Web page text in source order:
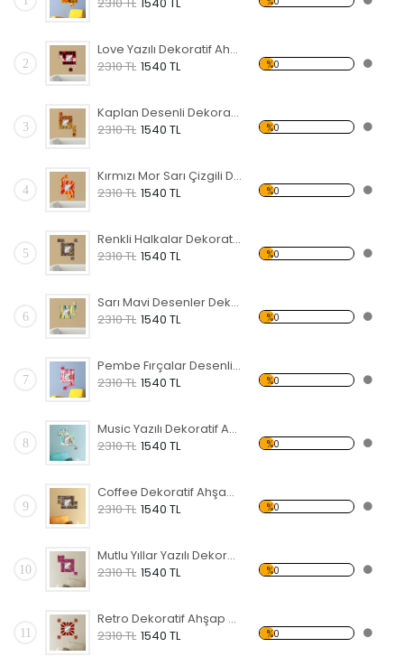
2
Love Yazılı Dekoratif Ahşap Çerçeveli Ayna
2310 TL 1540 TL %0
3
Kaplan Desenli Dekoratif Ahşap Çerçeveli Ayna
2310 TL 1540 TL %0
4
Kırmızı Mor Sarı Çizgili Dekoratif Ahşap Çerçeveli Ayna
2310 TL 1540 TL %0
5
Renkli Halkalar Dekoratif Ahşap Çerçeveli Ayna
2310 TL 1540 TL %0
6
Sarı Mavi Desenler Dekoratif Ahşap Çerçeveli Ayna
2310 TL 1540 TL %0
7
Pembe Fırçalar Desenli Dekoratif Ahşap Çerçeveli Ayna
2310 TL 1540 TL %0
8
Music Yazılı Dekoratif Ahşap Çerçeveli Ayna
2310 TL 1540 TL %0
9
Coffee Dekoratif Ahşap Çerçeveli Ayna
2310 TL 1540 TL %0
10
Mutlu Yıllar Yazılı Dekoratif Ahşap Çerçeveli Ayna
2310 TL 1540 TL %0
11
Retro Dekoratif Ahşap Çerçeveli Ayna
2310 TL 1540 TL %0